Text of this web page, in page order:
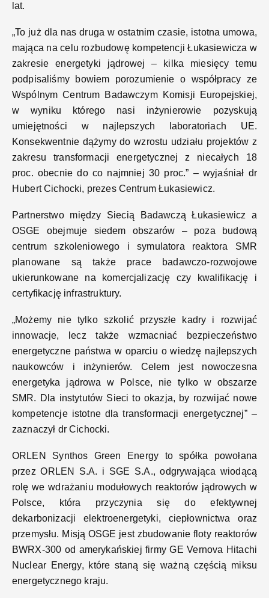
lat.
„To już dla nas druga w ostatnim czasie, istotna umowa,
mająca na celu rozbudowę kompetencji Łukasiewicza w
zakresie energetyki jądrowej – kilka miesięcy temu
podpisaliśmy bowiem porozumienie o współpracy ze
Wspólnym Centrum Badawczym Komisji Europejskiej,
w wyniku którego nasi inżynierowie pozyskują
umiejętności w najlepszych laboratoriach UE.
Konsekwentnie dążymy do wzrostu udziału projektów z
zakresu transformacji energetycznej z niecałych 18
proc. obecnie do co najmniej 30 proc.” – wyjaśniał dr
Hubert Cichocki, prezes Centrum Łukasiewicz.
Partnerstwo między Siecią Badawczą Łukasiewicz a
OSGE obejmuje siedem obszarów – poza budową
centrum szkoleniowego i symulatora reaktora SMR
planowane są także prace badawczo‑rozwojowe
ukierunkowane na komercjalizację czy kwalifikację i
certyfikację infrastruktury.
„Możemy nie tylko szkolić przyszłe kadry i rozwijać
innowacje, lecz także wzmacniać bezpieczeństwo
energetyczne państwa w oparciu o wiedzę najlepszych
naukowców i inżynierów. Celem jest nowoczesna
energetyka jądrowa w Polsce, nie tylko w obszarze
SMR. Dla instytutów Sieci to okazja, by rozwijać nowe
kompetencje istotne dla transformacji energetycznej” –
zaznaczył dr Cichocki.
ORLEN Synthos Green Energy to spółka powołana
przez ORLEN S.A. i SGE S.A., odgrywająca wiodącą
rolę we wdrażaniu modułowych reaktorów jądrowych w
Polsce, która przyczynia się do efektywnej
dekarbonizacji elektroenergetyki, ciepłownictwa oraz
przemysłu. Misją OSGE jest zbudowanie floty reaktorów
BWRX-300 od amerykańskiej firmy GE Vernova Hitachi
Nuclear Energy, które staną się ważną częścią miksu
energetycznego kraju.